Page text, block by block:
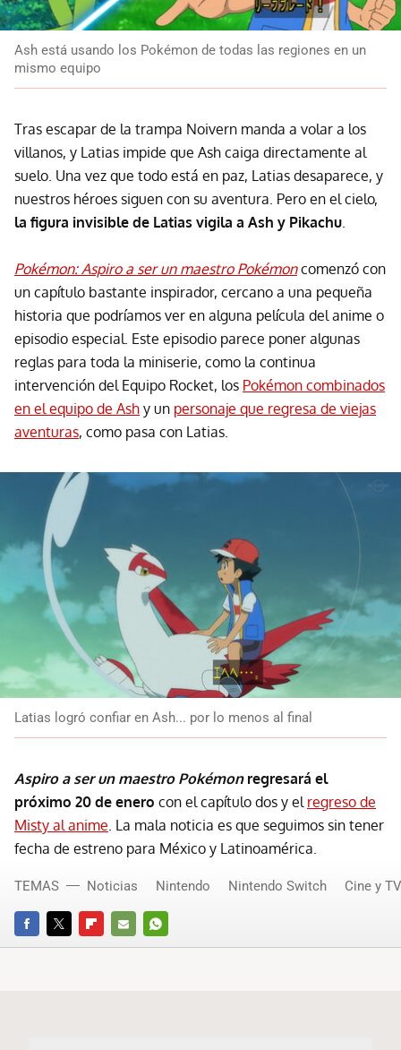
Ash está usando los Pokémon de todas las regiones en un
mismo equipo
Tras escapar de la trampa Noivern manda a volar a los
villanos, y Latias impide que Ash caiga directamente al
suelo. Una vez que todo está en paz, Latias desaparece, y
nuestros héroes siguen con su aventura. Pero en el cielo,
la figura invisible de Latias vigila a Ash y Pikachu
Pokémon: Aspiro a ser un maestro Pokémoncomenzó con
un capítulo bastante inspirador, cercano a una pequeña
historia que podríamos ver en alguna película del anime o
episodio especial. Este episodio parece poner algunas
reglas para toda la miniserie, como la continua
intervención del Equipo Rocket, los Pokémon combinados
en el equipo de Ash y un personaje que regresa de viejas
aventuras, como pasa con Latias.
Latias logró confiar en Ash... por lo menos al final
Aspiro a ser un maestro Pokémonregresará el
próximo 20 de enero con el capítulo dos y el regreso de
Misty al anime . La mala noticia es que seguimos sin tener
fecha de estreno para México y Latinoamérica.
FACEBOOKTWITTERFLIPBOARD
E-
WHATSAPP
TEMAS Noticias Nintendo Nintendo Switch Cine y TV